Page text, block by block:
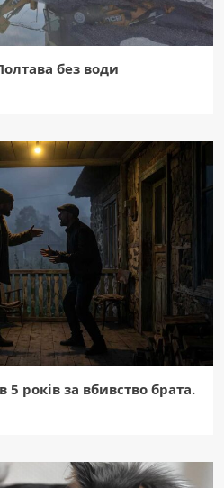
без води
років за вбивство брата.